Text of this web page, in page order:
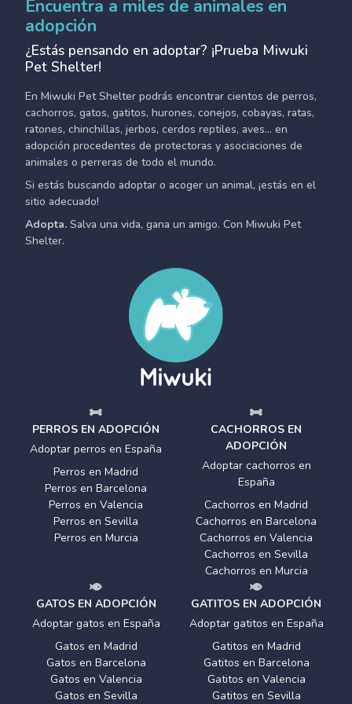
Encuentra a miles de animales en
adopción
¿Estás pensando en adoptar? ¡Prueba Miwuki
Pet Shelter!
En Miwuki Pet Shelter podrás encontrar cientos de perros,
cachorros, gatos, gatitos, hurones, conejos, cobayas, ratas,
ratones, chinchillas, jerbos, cerdos reptiles, aves... en
adopción procedentes de protectoras y asociaciones de
animales o perreras de todo el mundo.
Si estás buscando adoptar o acoger un animal, ¡estás en el
sitio adecuado!
Adopta. Salva una vida, gana un amigo. Con Miwuki Pet
Shelter.
PERROS EN ADOPCIÓN
Adoptar perros en España
Perros en Madrid
Perros en Barcelona
Perros en Valencia
Perros en Sevilla
Perros en Murcia
CACHORROS EN
ADOPCIÓN
Adoptar cachorros en
España
Cachorros en Madrid
Cachorros en Barcelona
Cachorros en Valencia
Cachorros en Sevilla
Cachorros en Murcia
GATOS EN ADOPCIÓN
Adoptar gatos en España
Gatos en Madrid
Gatos en Barcelona
Gatos en Valencia
Gatos en Sevilla
GATITOS EN ADOPCIÓN
Adoptar gatitos en España
Gatitos en Madrid
Gatitos en Barcelona
Gatitos en Valencia
Gatitos en Sevilla